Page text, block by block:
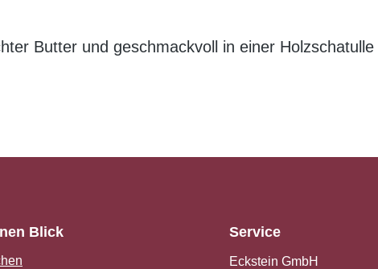
Butter und geschmackvoll in einer
Blick Service
Eckstein GmbH